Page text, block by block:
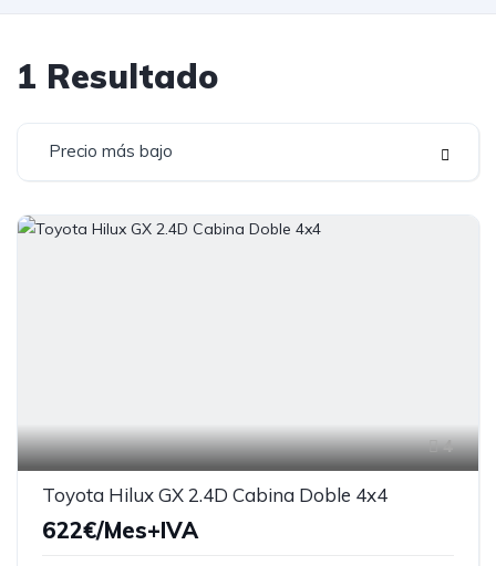
1 Resultado
Precio más bajo
4
Toyota Hilux GX 2.4D Cabina Doble 4x4
622€/Mes+IVA